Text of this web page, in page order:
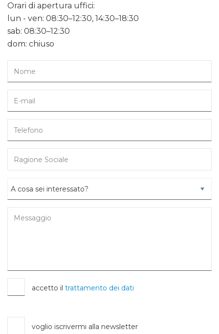
Orari di apertura uffici:
lun - ven: 08:30–12:30, 14:30–18:30
sab: 08:30–12:30
dom: chiuso
accetto il trattamento dei dati
voglio iscrivermi alla newsletter